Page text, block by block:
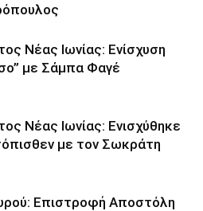
Νέας Ιωνίας: Ενίσχυση
με Σάμπα Φαγέ
Νέας Ιωνίας: Ενισχύθηκε
με τον Σωκράτη
Επιστροφή Αποστόλη